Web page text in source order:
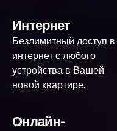
Интернет
Безлимитный доступ в
интернет с любого
устройства в Вашей
новой квартире.
Онлайн-